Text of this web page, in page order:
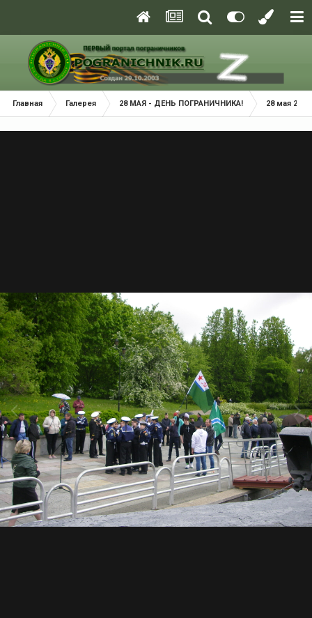
Главная Галерея 28 МАЯ - ДЕНЬ ПОГРАНИЧНИКА! 28 мая